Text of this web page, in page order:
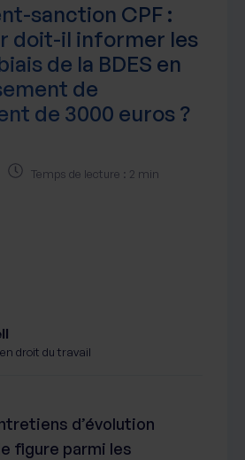
sanction CPF :
doit-il informer les
de la BDES en
de
de 3000 euros ?
Temps de lecture : 2 min
d’évolution
figure parmi les
droit du travail